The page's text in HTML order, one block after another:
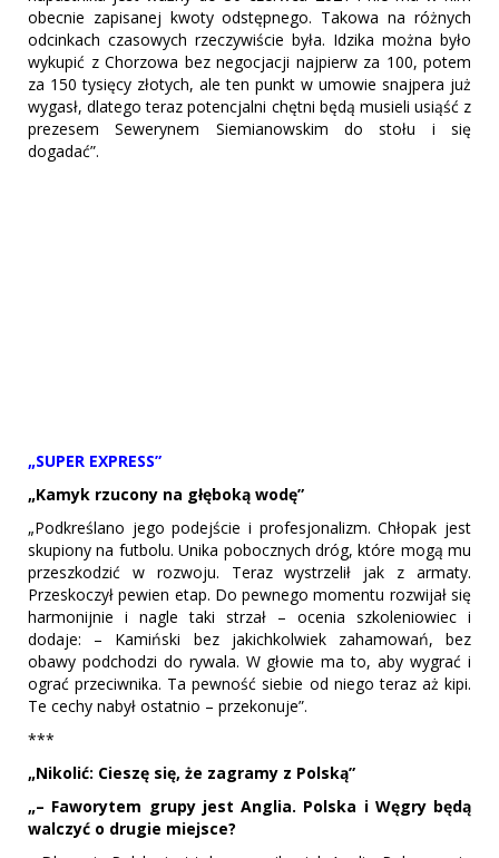
obecnie zapisanej kwoty odstępnego. Takowa na różnych
odcinkach czasowych rzeczywiście była. Idzika można było
wykupić z Chorzowa bez negocjacji najpierw za 100, potem
za 150 tysięcy złotych, ale ten punkt w umowie snajpera już
wygasł, dlatego teraz potencjalni chętni będą musieli usiąść z
prezesem Sewerynem Siemianowskim do stołu i się
dogadać”.
„SUPER EXPRESS”
„Kamyk rzucony na głęboką wodę”
„Podkreślano jego podejście i profesjonalizm. Chłopak jest
skupiony na futbolu. Unika pobocznych dróg, które mogą mu
przeszkodzić w rozwoju. Teraz wystrzelił jak z armaty.
Przeskoczył pewien etap. Do pewnego momentu rozwijał się
harmonijnie i nagle taki strzał – ocenia szkoleniowiec i
dodaje: – Kamiński bez jakichkolwiek zahamowań, bez
obawy podchodzi do rywala. W głowie ma to, aby wygrać i
ograć przeciwnika. Ta pewność siebie od niego teraz aż kipi.
Te cechy nabył ostatnio – przekonuje”.
***
„Nikolić: Cieszę się, że zagramy z Polską”
„– Faworytem grupy jest Anglia. Polska i Węgry będą
walczyć o drugie miejsce?